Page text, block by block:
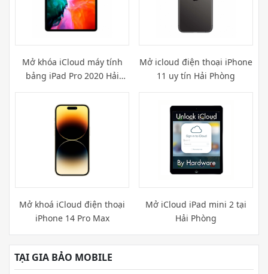
Mở khóa iCloud máy tính
bảng iPad Pro 2020 Hải
Mở icloud điện thoại iPhone
11 uy tín Hải Phòng
Mở khoá iCloud điện thoại
iPhone 14 Pro Max
Mở iCloud iPad mini 2 tại
Hải Phòng
TẠI GIA BẢO MOBILE